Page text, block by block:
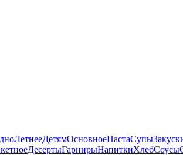
ЛетнееДетямОсновноеПастаСупы
ДесертыГарнирыНапиткиХлебСоусы